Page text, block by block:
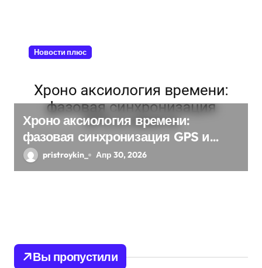
Новости плюс
Хроно аксиология времени:
фазовая синхронизация GPS и
памяти
pristroykin_ Апр 30, 2026
Вы пропустили